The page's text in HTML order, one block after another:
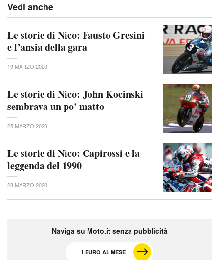
Vedi anche
Le storie di Nico: Fausto Gresini
e l’ansia della gara
19 MARZO 2020
Le storie di Nico: John Kocinski
sembrava un po' matto
25 MARZO 2020
Le storie di Nico: Capirossi e la
leggenda del 1990
28 MARZO 2020
Naviga su Moto.it senza pubblicità
1 EURO AL MESE